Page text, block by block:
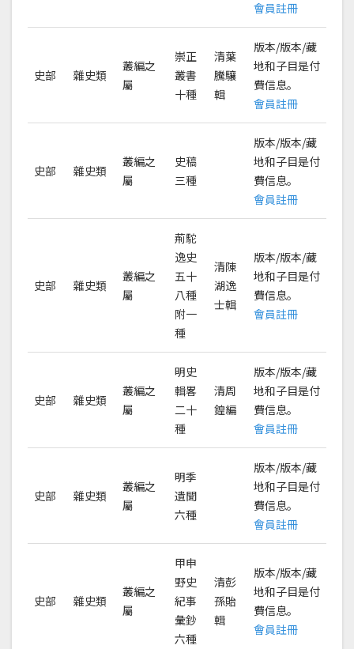
會員註冊
史部 雜史類
叢編之
屬
崇正
叢書
十種
清葉
騰驤
輯
版本/版本/藏
地和子目是付
費信息。
會員註冊
史部 雜史類
叢編之
屬
史稿
三種
版本/版本/藏
地和子目是付
費信息。
會員註冊
史部 雜史類
叢編之
屬
荊駝
逸史
五十
八種
附一
種
清陳
湖逸
士輯
版本/版本/藏
地和子目是付
費信息。
會員註冊
史部 雜史類
叢編之
屬
明史
輯畧
二十
種
清周
鍠編
版本/版本/藏
地和子目是付
費信息。
會員註冊
史部 雜史類
叢編之
屬
明季
遺聞
六種
版本/版本/藏
地和子目是付
費信息。
會員註冊
史部 雜史類
叢編之
屬
甲申
野史
紀事
彙鈔
六種
清彭
孫貽
輯
版本/版本/藏
地和子目是付
費信息。
會員註冊